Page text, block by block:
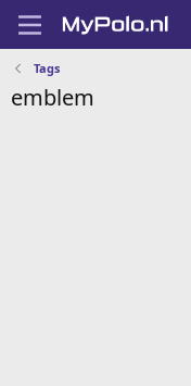
Tags
emblem